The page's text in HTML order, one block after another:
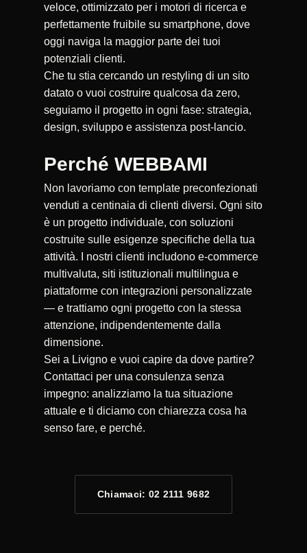
veloce, ottimizzato per i motori di ricerca e
perfettamente fruibile su smartphone, dove
oggi naviga la maggior parte dei tuoi
potenziali clienti.
Che tu stia cercando un restyling di un sito
datato o vuoi costruire qualcosa da zero,
seguiamo il progetto in ogni fase: strategia,
design, sviluppo e assistenza post-lancio.
Perché WEBBAMI
Non lavoriamo con template preconfezionati
venduti a centinaia di clienti diversi. Ogni sito
è un progetto individuale, con soluzioni
costruite sulle esigenze specifiche della tua
attività. I nostri clienti includono e-commerce
multivaluta, siti istituzionali multilingua e
piattaforme con integrazioni personalizzate
— e trattiamo ogni progetto con la stessa
attenzione, indipendentemente dalla
dimensione.
Sei a Livigno e vuoi capire da dove partire?
Contattaci per una consulenza senza
impegno: analizziamo la tua situazione
attuale e ti diciamo con chiarezza cosa ha
senso fare, e perché.
Chiamaci: 02 2111 9682